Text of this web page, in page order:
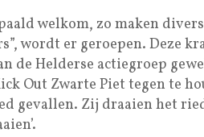
welkom, zo maken
wordt er geroepen. Deze
de Helderse actiegroep
Out Zwarte Piet tegen te
gevallen. Zij draaien het